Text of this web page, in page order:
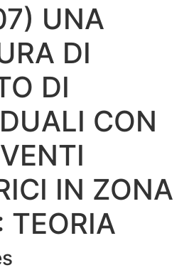
UNA
DI
DI
CON
IN ZONA
TEORIA